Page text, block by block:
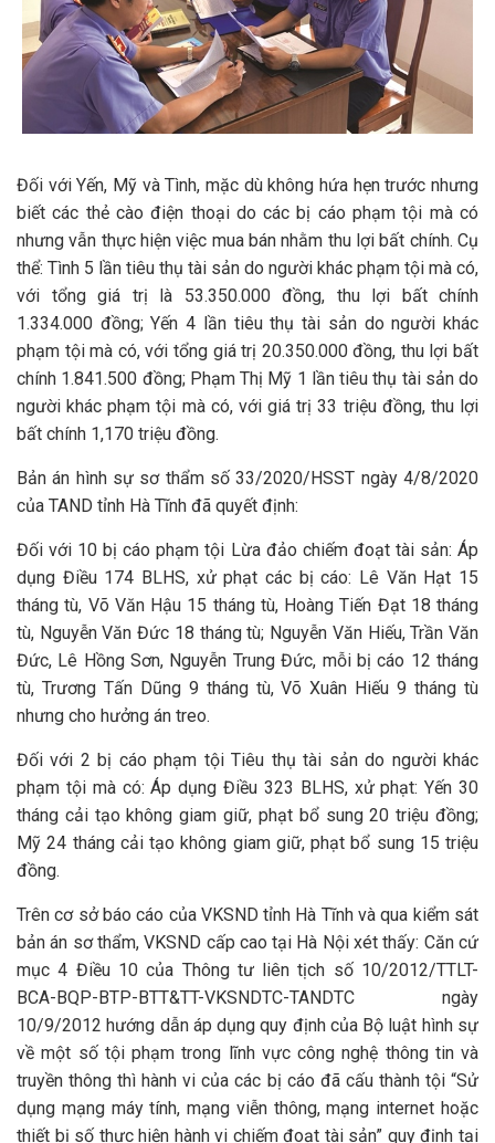
Đối với Yến, Mỹ và Tình, mặc dù không hứa hẹn trước nhưng
biết các thẻ cào điện thoại do các bị cáo phạm tội mà có
nhưng vẫn thực hiện việc mua bán nhằm thu lợi bất chính. Cụ
thể: Tình 5 lần tiêu thụ tài sản do người khác phạm tội mà có,
với tổng giá trị là 53.350.000 đồng, thu lợi bất chính
1.334.000 đồng; Yến 4 lần tiêu thụ tài sản do người khác
phạm tội mà có, với tổng giá trị 20.350.000 đồng, thu lợi bất
chính 1.841.500 đồng; Phạm Thị Mỹ 1 lần tiêu thụ tài sản do
người khác phạm tội mà có, với giá trị 33 triệu đồng, thu lợi
bất chính 1,170 triệu đồng.
Bản án hình sự sơ thẩm số 33/2020/HSST ngày 4/8/2020
của TAND tỉnh Hà Tĩnh đã quyết định:
Đối với 10 bị cáo phạm tội Lừa đảo chiếm đoạt tài sản: Áp
dụng Điều 174 BLHS, xử phạt các bị cáo: Lê Văn Hạt 15
tháng tù, Võ Văn Hậu 15 tháng tù, Hoàng Tiến Đạt 18 tháng
tù, Nguyễn Văn Đức 18 tháng tù; Nguyễn Văn Hiếu, Trần Văn
Đức, Lê Hồng Sơn, Nguyễn Trung Đức, mỗi bị cáo 12 tháng
tù, Trương Tấn Dũng 9 tháng tù, Võ Xuân Hiếu 9 tháng tù
nhưng cho hưởng án treo.
Đối với 2 bị cáo phạm tội Tiêu thụ tài sản do người khác
phạm tội mà có: Áp dụng Điều 323 BLHS, xử phạt: Yến 30
tháng cải tạo không giam giữ, phạt bổ sung 20 triệu đồng;
Mỹ 24 tháng cải tạo không giam giữ, phạt bổ sung 15 triệu
đồng.
Trên cơ sở báo cáo của VKSND tỉnh Hà Tĩnh và qua kiểm sát
bản án sơ thẩm, VKSND cấp cao tại Hà Nội xét thấy: Căn cứ
mục 4 Điều 10 của Thông tư liên tịch số 10/2012/TTLT-
BCA-BQP-BTP-BTT&TT-VKSNDTC-TANDTC ngày
10/9/2012 hướng dẫn áp dụng quy định của Bộ luật hình sự
về một số tội phạm trong lĩnh vực công nghệ thông tin và
truyền thông thì hành vi của các bị cáo đã cấu thành tội “Sử
dụng mạng máy tính, mạng viễn thông, mạng internet hoặc
thiết bị số thực hiện hành vi chiếm đoạt tài sản” quy định tại